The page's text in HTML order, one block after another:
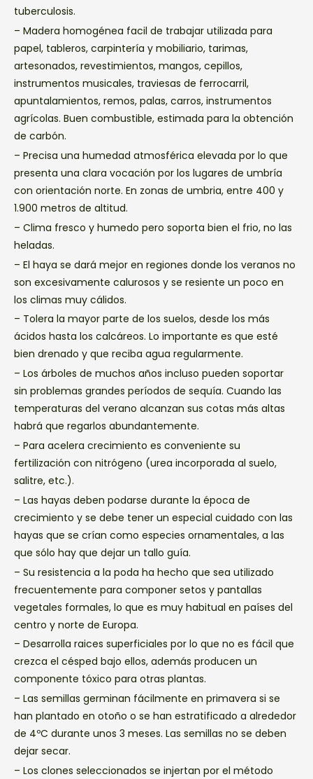
tuberculosis.
– Madera homogénea facil de trabajar utilizada para
papel, tableros, carpintería y mobiliario, tarimas,
artesonados, revestimientos, mangos, cepillos,
instrumentos musicales, traviesas de ferrocarril,
apuntalamientos, remos, palas, carros, instrumentos
agrícolas. Buen combustible, estimada para la obtención
de carbón.
– Precisa una humedad atmosférica elevada por lo que
presenta una clara vocación por los lugares de umbría
con orientación norte. En zonas de umbria, entre 400 y
1.900 metros de altitud.
– Clima fresco y humedo pero soporta bien el frio, no las
heladas.
– El haya se dará mejor en regiones donde los veranos no
son excesivamente calurosos y se resiente un poco en
los climas muy cálidos.
– Tolera la mayor parte de los suelos, desde los más
ácidos hasta los calcáreos. Lo importante es que esté
bien drenado y que reciba agua regularmente.
– Los árboles de muchos años incluso pueden soportar
sin problemas grandes períodos de sequía. Cuando las
temperaturas del verano alcanzan sus cotas más altas
habrá que regarlos abundantemente.
– Para acelera crecimiento es conveniente su
fertilización con nitrógeno (urea incorporada al suelo,
salitre, etc.).
– Las hayas deben podarse durante la época de
crecimiento y se debe tener un especial cuidado con las
hayas que se crían como especies ornamentales, a las
que sólo hay que dejar un tallo guía.
– Su resistencia a la poda ha hecho que sea utilizado
frecuentemente para componer setos y pantallas
vegetales formales, lo que es muy habitual en países del
centro y norte de Europa.
– Desarrolla raices superficiales por lo que no es fácil que
crezca el césped bajo ellos, además producen un
componente tóxico para otras plantas.
– Las semillas germinan fácilmente en primavera si se
han plantado en otoño o se han estratificado a alrededor
de 4ºC durante unos 3 meses. Las semillas no se deben
dejar secar.
– Los clones seleccionados se injertan por el método